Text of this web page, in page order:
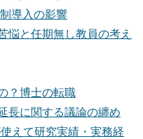
導入の影響
悩と任期無し教員の考え
？博士の転職
長に関する議論の纏め
えて研究実績・実務経